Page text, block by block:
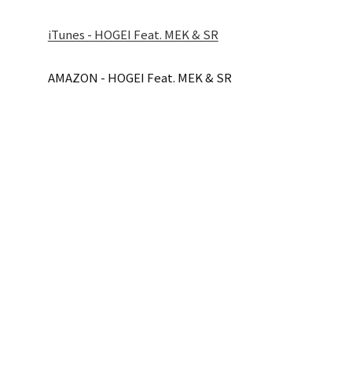
iTunes - HOGEI Feat. MEK & SR
AMAZON - HOGEI Feat. MEK & SR